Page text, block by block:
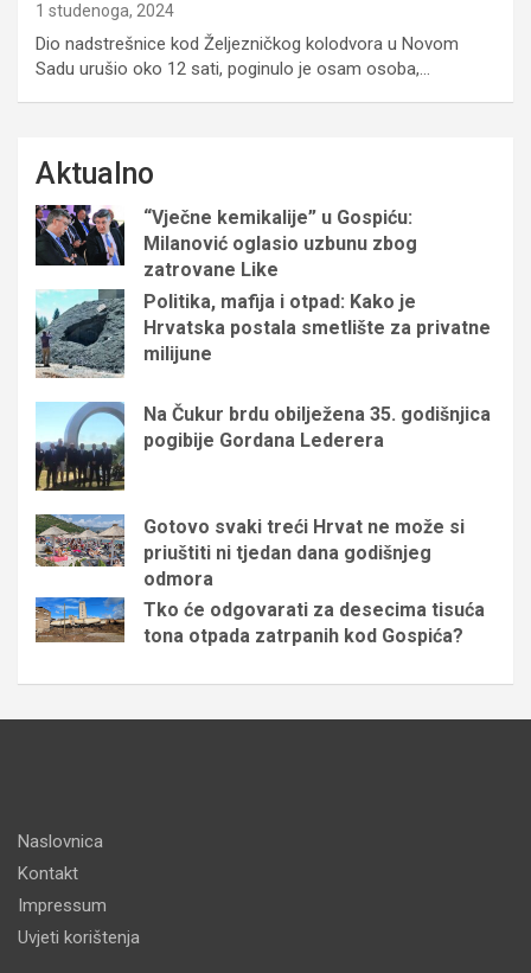
1 studenoga, 2024
Dio nadstrešnice kod Željezničkog kolodvora u Novom
Sadu urušio oko 12 sati, poginulo je osam osoba,…
Aktualno
“Vječne kemikalije” u Gospiću:
Milanović oglasio uzbunu zbog
zatrovane Like
Politika, mafija i otpad: Kako je
Hrvatska postala smetlište za privatne
milijune
Na Čukur brdu obilježena 35. godišnjica
pogibije Gordana Lederera
Gotovo svaki treći Hrvat ne može si
priuštiti ni tjedan dana godišnjeg
odmora
Tko će odgovarati za desecima tisuća
tona otpada zatrpanih kod Gospića?
Naslovnica
Kontakt
Impressum
Uvjeti korištenja